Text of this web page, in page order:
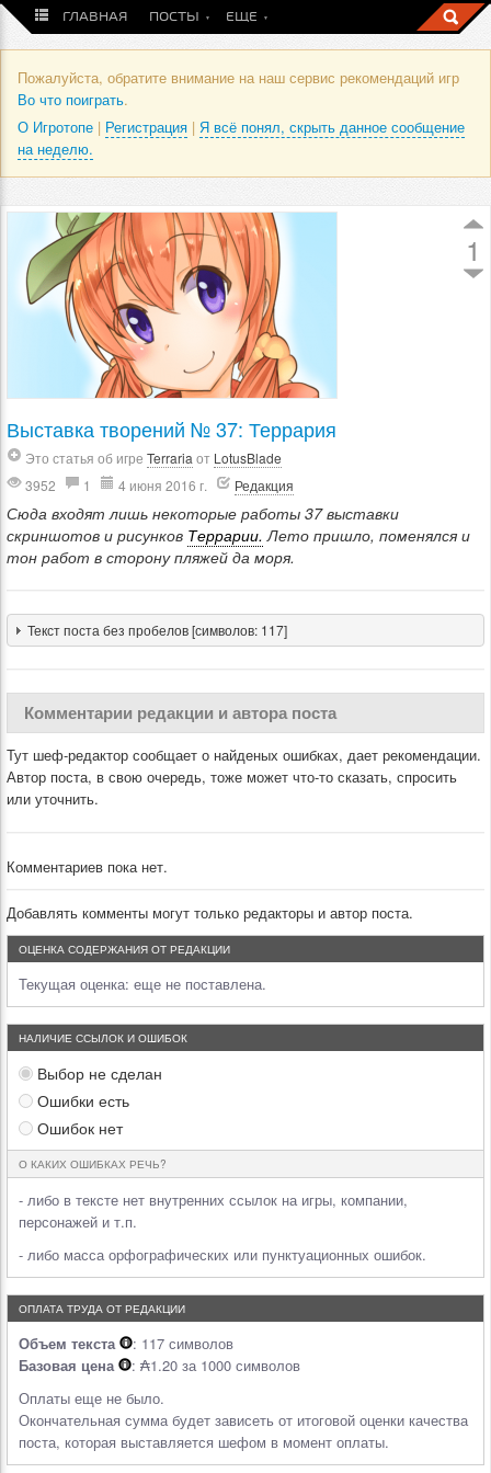
ГЛАВНАЯ ПОСТЫ ЕЩЕ
Пожалуйста, обратите внимание на наш сервис рекомендаций игр
Во что поиграть.
О Игротопе | Регистрация | Я всё понял, скрыть данное сообщение
на неделю.
1
Выставка творений № 37: Террария
Это статья об игре Terraria от LotusBlade
3952
1 4 июня 2016 г. Редакция
Сюда входят лишь некоторые работы 37 выставки
скриншотов и рисунков Террарии. Лето пришло, поменялся и
тон работ в сторону пляжей да моря.
Текст поста без пробелов [символов: 117]
Комментарии редакции и автора поста
Тут шеф-редактор сообщает о найденых ошибках, дает рекомендации.
Автор поста, в свою очередь, тоже может что-то сказать, спросить
или уточнить.
Комментариев пока нет.
Добавлять комменты могут только редакторы и автор поста.
ОЦЕНКА СОДЕРЖАНИЯ ОТ РЕДАКЦИИ
Текущая оценка: еще не поставлена.
НАЛИЧИЕ ССЫЛОК И ОШИБОК
Выбор не сделан
Ошибки есть
Ошибок нет
О КАКИХ ОШИБКАХ РЕЧЬ?
- либо в тексте нет внутренних ссылок на игры, компании,
персонажей и т.п.
- либо масса орфографических или пунктуационных ошибок.
ОПЛАТА ТРУДА ОТ РЕДАКЦИИ
Объем текста
: 117 символов
Базовая цена
: ₳1.20 за 1000 символов
Оплаты еще не было.
Окончательная сумма будет зависеть от итоговой оценки качества
поста, которая выставляется шефом в момент оплаты.